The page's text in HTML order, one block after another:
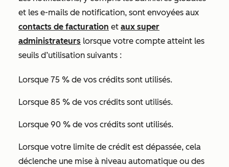
et les e-mails de notification, sont envoyées aux
contacts de facturation et aux super
administrateurs lorsque votre compte atteint les
seuils d’utilisation suivants :
Lorsque 75 % de vos crédits sont utilisés.
Lorsque 85 % de vos crédits sont utilisés.
Lorsque 90 % de vos crédits sont utilisés.
Lorsque votre limite de crédit est dépassée, cela
déclenche une mise à niveau automatique ou des